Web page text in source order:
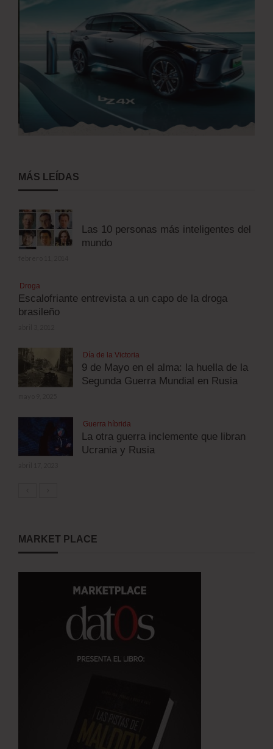
MÁS LEÍDAS
Las 10 personas más inteligentes del
mundo
Droga
Escalofriante entrevista a un capo de la droga
brasileño
Día de la Victoria
9 de Mayo en el alma: la huella de la
Segunda Guerra Mundial en Rusia
Guerra híbrida
La otra guerra inclemente que libran
Ucrania y Rusia
MARKET PLACE